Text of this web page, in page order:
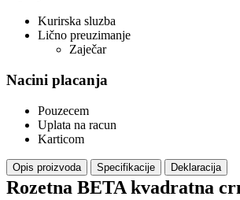
Kurirska sluzba
Lično preuzimanje
Zaječar
Nacini placanja
Pouzecem
Uplata na racun
Karticom
Opis proizvoda Specifikacije Deklaracija
Rozetna BETA kvadratna